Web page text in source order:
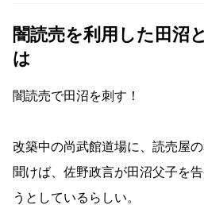
闇読売を利用した田沼
は
闇読売で田沼を刺す！
改築中の尚武館道場に、読売屋の
聞けば、佐野政言が田沼父子を
うとしているらしい。